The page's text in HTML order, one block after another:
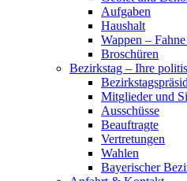
Aufgaben
Haushalt
Wappen –
Broschüren
Bezirkstag – Ihre
Mitglieder und
Ausschüsse
Beauftragte
Vertretungen
Wahlen
Bayerischer